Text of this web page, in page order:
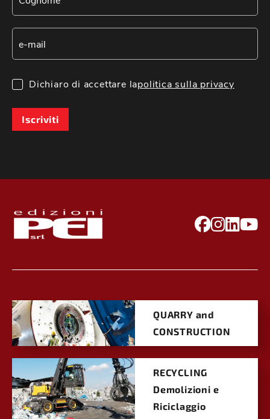
Dichiaro di accettare lapolitica sulla privacy
Iscriviti
QUARRY and
CONSTRUCTION
RECYCLING
Demolizioni e
Riciclaggio